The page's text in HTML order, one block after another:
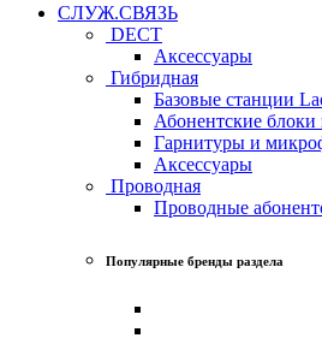
СЛУЖ.СВЯЗЬ
DECT
Аксессуары
Гибридная
Базовые станции
Абонентские
Гарнитуры и
Аксессуары
Проводная
Проводные
Популярные бренды раздела